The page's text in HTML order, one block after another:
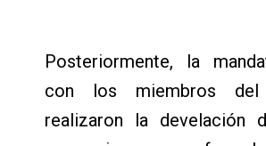
Posteriormente, la
con los miembros del
realizaron la develación